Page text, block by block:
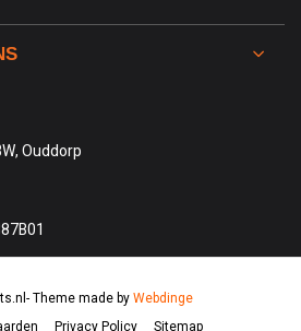
Ouddorp
Privacy Policy Sitemap
- Theme made byWebdinge